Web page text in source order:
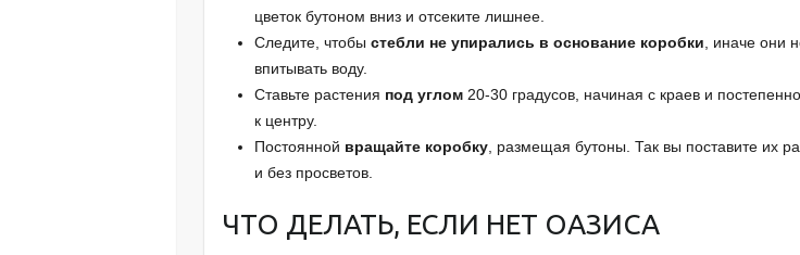
цветок бутоном вниз и отсеките лишнее.
Следите, чтобыстебли не упирались в основание коробки , иначе они
впитывать воду.
Ставьте растения под углом 20-30 градусов, начиная с краев и
к центру.
Постоянной вращайте коробку , размещая бутоны. Так вы поставите их
и без просветов.
ЧТО ДЕЛАТЬ, ЕСЛИ НЕТ ОАЗИСА